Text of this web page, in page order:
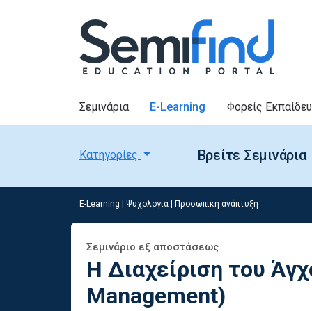
Σεμινάρια E-Learning Φορείς
Κατηγορίες Βρείτε Σεμινάρια
E-Learning Ψυχολογία Προσωπική ανάπτυξη
Σεμινάριο εξ αποστάσεως
H Διαχείριση του
Management)